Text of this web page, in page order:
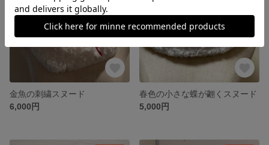
金魚の刺繍スヌード
6,000円
春色の小さな蝶が翽くスヌード
5,000円